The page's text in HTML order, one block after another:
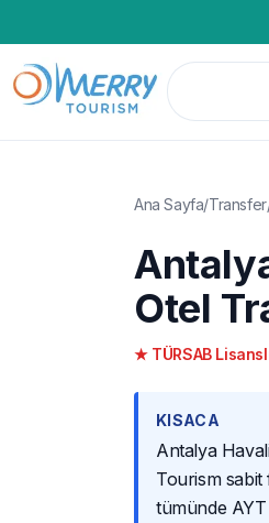
Ana Sayfa/Transfer
Otel
★ TÜRSAB
KISACA
Antalya
Tourism
tümünde AYT